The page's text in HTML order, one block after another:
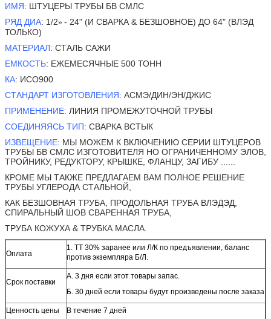
ИМЯ: ШТУЦЕРЫ ТРУБЫ БВ СМЛС
РЯД ДИА: 1/2» - 24" (И СВАРКА & БЕЗШОВНОЕ) ДО 64" (ВЛЭД
ТОЛЬКО)
МАТЕРИАЛ: СТАЛЬ САЖИ
ЕМКОСТЬ: ЕЖЕМЕСЯЧНЫЕ 500 ТОНН
КА: ИСО900
СТАНДАРТ ИЗГОТОВЛЕНИЯ: АСМЭ/ДИН/ЭН/ДЖИС
ПРИМЕНЕНИЕ: ЛИНИЯ ПРОМЕЖУТОЧНОЙ ТРУБЫ
СОЕДИНЯЯСЬ ТИП: СВАРКА ВСТЫК
ИЗВЕЩЕНИЕ: МЫ МОЖЕМ К ВКЛЮЧЕНИЮ СЕРИИ ШТУЦЕРОВ
ТРУБЫ БВ СМЛС ИЗГОТОВИТЕЛЯ НО ОГРАНИЧЕННОМУ ЭЛОВ,
ТРОЙНИКУ, РЕДУКТОРУ, КРЫШКЕ, ФЛАНЦУ, ЗАГИБУ ......
КРОМЕ МЫ ТАКЖЕ ПРЕДЛАГАЕМ ВАМ ПОЛНОЕ РЕШЕНИЕ
ТРУБЫ УГЛЕРОДА СТАЛЬНОЙ,
КАК БЕЗШОВНАЯ ТРУБА, ПРОДОЛЬНАЯ ТРУБА ВЛЭДЭД,
СПИРАЛЬНЫЙ ШОВ СВАРЕННАЯ ТРУБА,
ТРУБА КОЖУХА & ТРУБКА МАСЛА.
Оплата
1. ТТ 30% заранее или Л/К по предъявлении, баланс
против экземпляра Б/Л.
Срок поставки
А. 3 дня если этот товары запас.
Б. 30 дней если товары будут произведены после заказа
Ценность цены В течение 7 дней